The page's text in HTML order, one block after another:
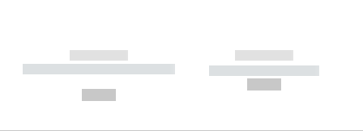
------------
----------- ----------- --------
------------
----------- -----------